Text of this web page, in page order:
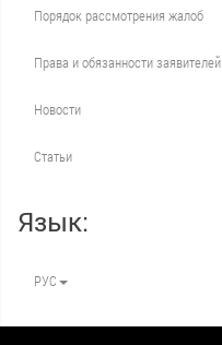
Порядок рассмотрения жалоб
Права и обязанности заявителей
Новости
Статьи
Язык:
РУС